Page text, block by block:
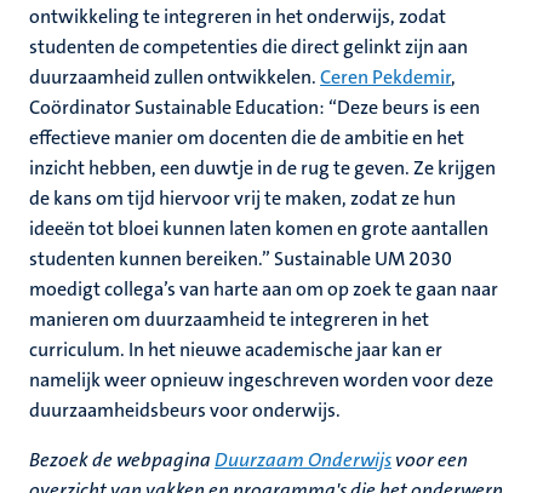
ontwikkeling te integreren in het onderwijs, zodat
studenten de competenties die direct gelinkt zijn aan
duurzaamheid zullen ontwikkelen.Ceren Pekdemir,
Coördinator Sustainable Education: “Deze beurs is een
effectieve manier om docenten die de ambitie en het
inzicht hebben, een duwtje in de rug te geven. Ze krijgen
de kans om tijd hiervoor vrij te maken, zodat ze hun
ideeën tot bloei kunnen laten komen en grote aantallen
studenten kunnen bereiken.” Sustainable UM 2030
moedigt collega’s van harte aan om op zoek te gaan naar
manieren om duurzaamheid te integreren in het
curriculum. In het nieuwe academische jaar kan er
namelijk weer opnieuw ingeschreven worden voor deze
duurzaamheidsbeurs voor onderwijs.
Bezoek de webpaginaDuurzaam Onderwijsvoor een